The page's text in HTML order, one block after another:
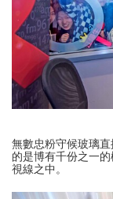
無數忠粉守候玻璃
的是博有千份之一
視線之中。